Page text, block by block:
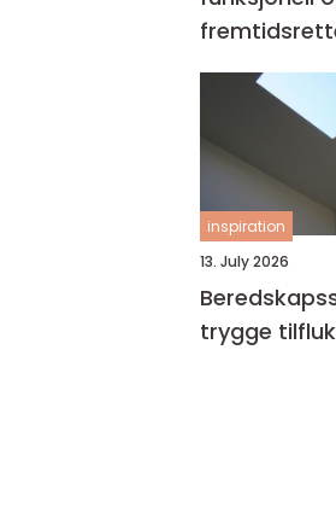
inspiration
13. July 2026
trygge